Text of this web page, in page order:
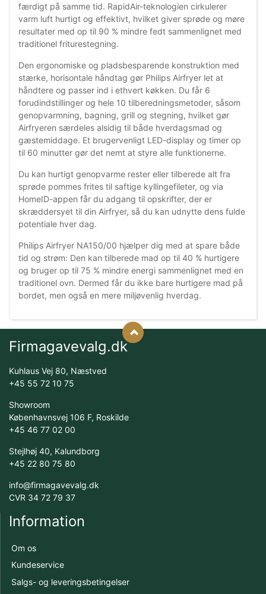
færdigt på samme tid. RapidAir-teknologien cirkulerer
varm luft hurtigt og effektivt, hvilket giver sprøde og møre
resultater med op til 90 % mindre fedt sammenlignet med
traditionel friturestegning.
Den ergonomiske og pladsbesparende konstruktion med
stærke, horisontale håndtag gør Philips Airfryer let at
håndtere og passer ind i ethvert køkken. Du får 6
forudindstillinger og hele 10 tilberedningsmetoder, såsom
genopvarmning, bagning, grill og stegning, hvilket gør
Airfryeren særdeles alsidig til både hverdagsmad og
gæstemiddage. Et brugervenligt LED-display og timer op
til 60 minutter gør det nemt at styre alle funktionerne.
Du kan hurtigt genopvarme rester eller tilberede alt fra
sprøde pommes frites til saftige kyllingefileter, og via
HomeID-appen får du adgang til opskrifter, der er
skræddersyet til din Airfryer, så du kan udnytte dens fulde
potentiale hver dag.
Philips Airfryer NA150/00 hjælper dig med at spare både
tid og strøm: Den kan tilberede mad op til 40 % hurtigere
og bruger op til 75 % mindre energi sammenlignet med en
traditionel ovn. Dermed får du ikke bare hurtigere mad på
bordet, men også en mere miljøvenlig hverdag.
Firmagavevalg.dk
Kuhlaus Vej 80, Næstved
+45 55 72 10 75
Showroom
Københavnsvej 106 F, Roskilde
+45 46 77 02 00
Stejlhøj 40, Kalundborg
+45 22 80 75 80
info@firmagavevalg.dk
CVR 34 72 79 37
Information
Om os
Kundeservice
Salgs- og leveringsbetingelser